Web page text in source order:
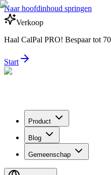
Naar hoofdinhoud springen
Verkoop
Haal CalPal PRO! Bespaar tot
Start
Product
Blog
Gemeenschap